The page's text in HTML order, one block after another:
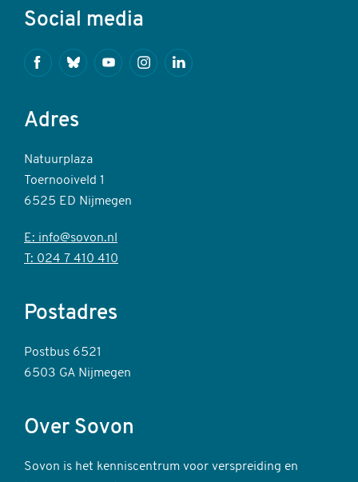
Social media
FacebookBlueskyYoutubeInstagramLinkedin
Adres
Natuurplaza
Toernooiveld 1
6525 ED Nijmegen
E: info@sovon.nl
T: 024 7 410 410
Postadres
Postbus 6521
6503 GA Nijmegen
Over Sovon
Sovon is het kenniscentrum voor verspreiding en